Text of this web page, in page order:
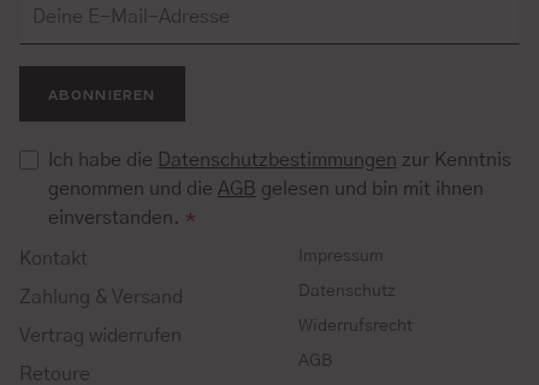
ABONNIEREN
Ich habe die Datenschutzbestimmungen zur Kenntnis
genommen und die AGB gelesen und bin mit ihnen
einverstanden. *
Kontakt
Zahlung & Versand
Vertrag widerrufen
Retoure
Impressum
Datenschutz
Widerrufsrecht
AGB